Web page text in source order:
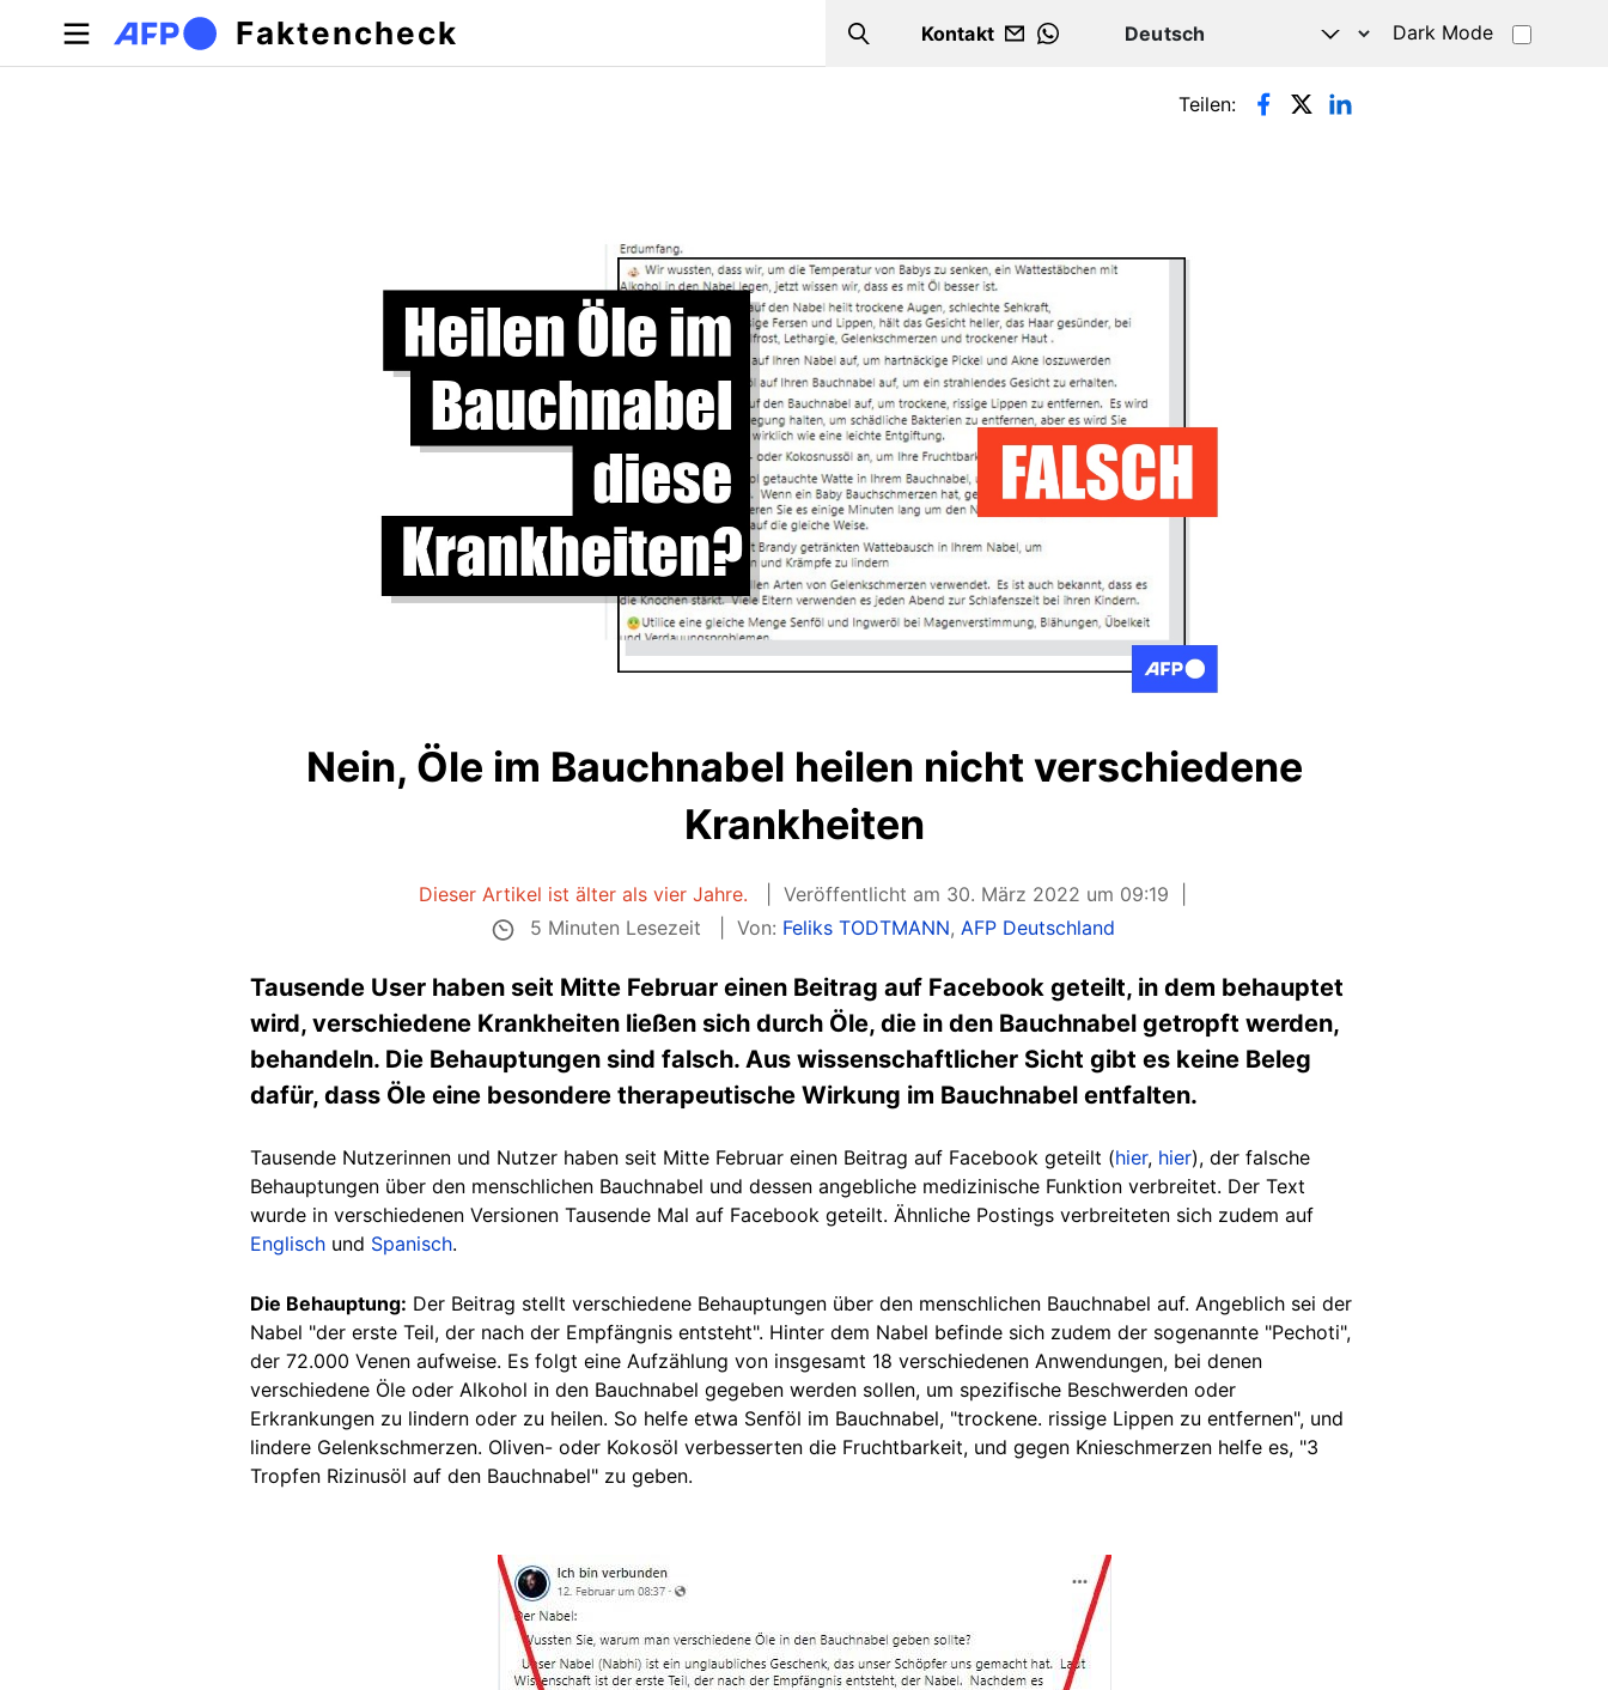
Faktencheck Search
Kontakt
WHATSAPP
Dark Mode
Primäre Reiter Teilen:
Nein, Öle im Bauchnabel heilen nicht verschiedene
Krankheiten
Dieser Artikel ist älter als vier Jahre.
Veröffentlicht am 30. März 2022 um 09:19
5 Minuten Lesezeit
Von: Feliks TODTMANN,AFP Deutschland
Tausende User haben seit Mitte Februar einen Beitrag auf Facebook geteilt, in dem behauptet
wird, verschiedene Krankheiten ließen sich durch Öle, die in den Bauchnabel getropft werden,
behandeln. Die Behauptungen sind falsch. Aus wissenschaftlicher Sicht gibt es keine Beleg
dafür, dass Öle eine besondere therapeutische Wirkung im Bauchnabel entfalten.
Tausende Nutzerinnen und Nutzer haben seit Mitte Februar einen Beitrag auf Facebook geteilt (hier, hier), der falsche
Behauptungen über den menschlichen Bauchnabel und dessen angebliche medizinische Funktion verbreitet. Der Text
wurde in verschiedenen Versionen Tausende Mal auf Facebook geteilt. Ähnliche Postings verbreiteten sich zudem auf
Englisch und Spanisch.
Die Behauptung: Der Beitrag stellt verschiedene Behauptungen über den menschlichen Bauchnabel auf. Angeblich sei der
Nabel "der erste Teil, der nach der Empfängnis entsteht". Hinter dem Nabel befinde sich zudem der sogenannte "Pechoti",
der 72.000 Venen aufweise. Es folgt eine Aufzählung von insgesamt 18 verschiedenen Anwendungen, bei denen
verschiedene Öle oder Alkohol in den Bauchnabel gegeben werden sollen, um spezifische Beschwerden oder
Erkrankungen zu lindern oder zu heilen. So helfe etwa Senföl im Bauchnabel, "trockene. rissige Lippen zu entfernen", und
lindere Gelenkschmerzen. Oliven- oder Kokosöl verbesserten die Fruchtbarkeit, und gegen Knieschmerzen helfe es, "3
Tropfen Rizinusöl auf den Bauchnabel" zu geben.